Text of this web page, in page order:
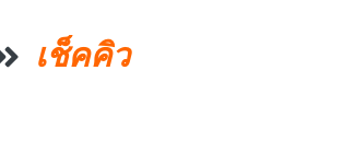
เช็คคิว